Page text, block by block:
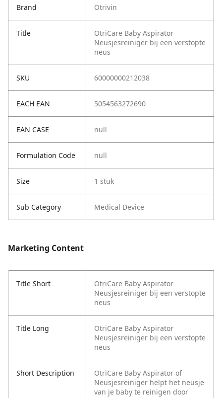
Brand Otrivin
Title
OtriCare Baby Aspirator
Neusjesreiniger bij een verstopte
neus
SKU 60000000212038
EACH EAN 5054563272690
EAN CASE null
Formulation Code null
Size 1 stuk
Sub Category Medical Device
Marketing Content
Title Short
OtriCare Baby Aspirator
Neusjesreiniger bij een verstopte
neus
Title Long
OtriCare Baby Aspirator
Neusjesreiniger bij een verstopte
neus
Short Description
OtriCare Baby Aspirator of
Neusjesreiniger helpt het neusje
van je baby te reinigen door